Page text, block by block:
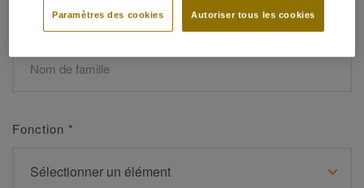
Fonction *
Autoriser tous les cookies
Paramètres des cookies